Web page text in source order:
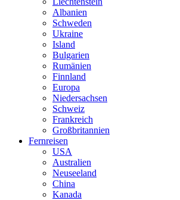
Albanien
Schweden
Ukraine
Island
Bulgarien
Rumänien
Finnland
Europa
Niedersachsen
Schweiz
Frankreich
Großbritannien
Fernreisen
USA
Australien
Neuseeland
China
Kanada